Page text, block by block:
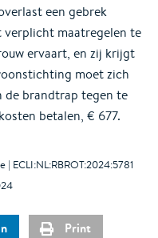
een gebrek
maatregelen te
ervaart, en zij krijgt
moet zich
de brandtrap tegen te
betalen, € 677.
ECLI:NL:RBROT:2024:5781
Print